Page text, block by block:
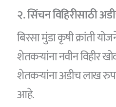
२. सिंचन विहिरीसाठी
बिरसा मुंडा कृषी क्रांती
शेतकऱ्यांना नवीन विहीर
शेतकऱ्यांना अडीच लाख
आहे.